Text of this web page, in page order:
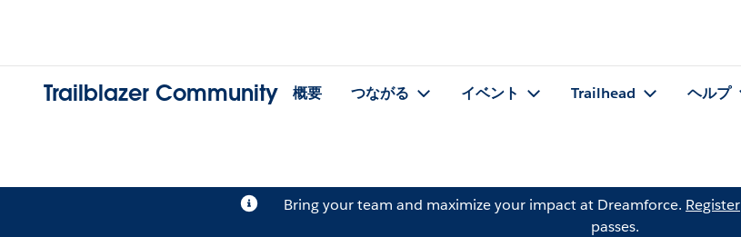
Trailblazer Community 概要 つながる イベント Trailhead ヘルプ
Bring your team and maximize your impact at Dreamforce. Register
passes.